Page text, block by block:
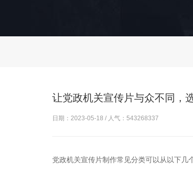
让党政机关宣传片与众不同，
日期：2023-05-18 / 人气： 543268337
党政机关宣传片制作常见分类可以从以下几